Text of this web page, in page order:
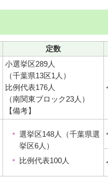
定数
小選挙区289人
（千葉県13区1人）
比例代表176人
（南関東ブロック23人）
【備考】
選挙区148人（千葉県選
挙区6人）
比例代表100人